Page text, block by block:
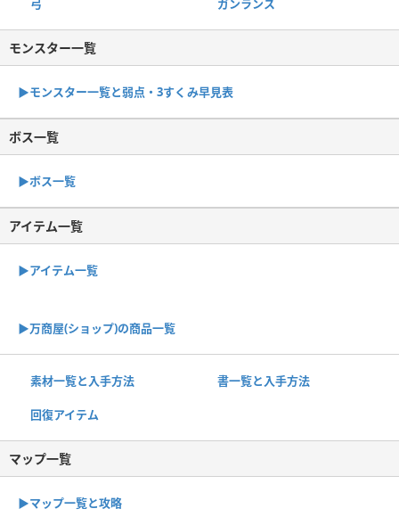
弓 ガンランス
モンスター一覧
▶︎モンスター一覧と弱点・3すくみ早見表
ボス一覧
▶︎ボス一覧
アイテム一覧
▶アイテム一覧
▶︎万商屋(ショップ)の商品一覧
素材一覧と入手方法 書一覧と入手方法
回復アイテム
マップ一覧
▶︎マップ一覧と攻略